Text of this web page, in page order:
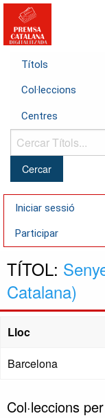
Títols
Col·leccions
Centres
Cercar
Títols...
Iniciar sessió
Participar
TÍTOL:
Catalana)
Lloc
Barcelona
Col·leccions